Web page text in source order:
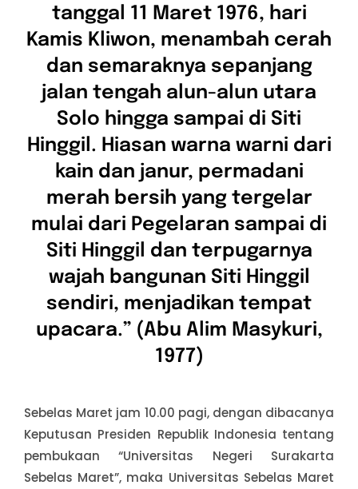
tanggal 11 Maret 1976, hari
Kamis Kliwon, menambah cerah
dan semaraknya sepanjang
jalan tengah alun-alun utara
Solo hingga sampai di Siti
Hinggil. Hiasan warna warni dari
kain dan janur, permadani
merah bersih yang tergelar
mulai dari Pegelaran sampai di
Siti Hinggil dan terpugarnya
wajah bangunan Siti Hinggil
sendiri, menjadikan tempat
upacara.” (Abu Alim Masykuri,
1977)
Sebelas Maret jam 10.00 pagi, dengan dibacanya
Keputusan Presiden Republik Indonesia tentang
pembukaan “Universitas Negeri Surakarta
Sebelas Maret”, maka Universitas Sebelas Maret